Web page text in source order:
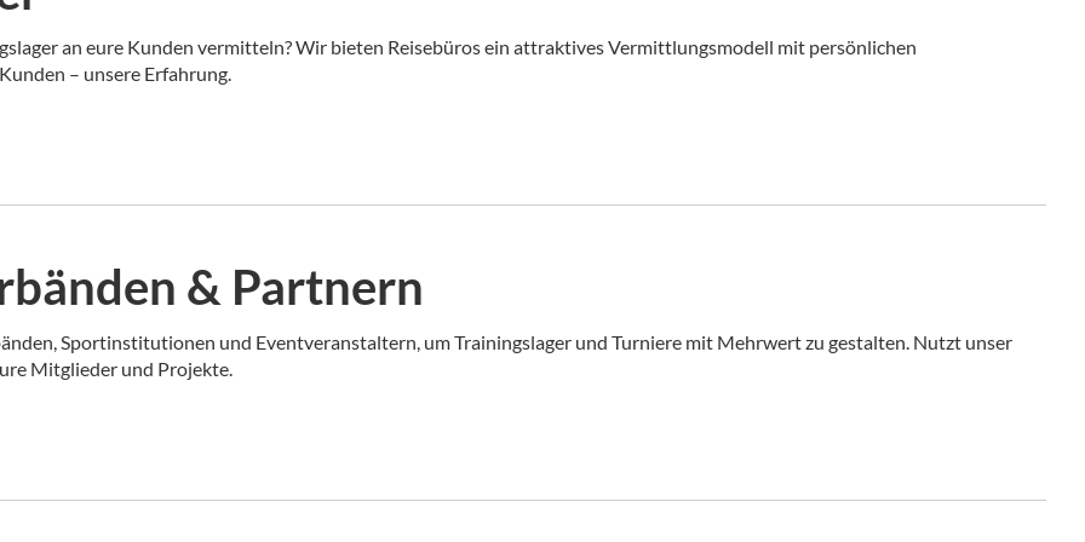
an eure Kunden vermitteln? Wir bieten Reisebüros ein attraktives Vermittlungsmodell mit persönlichen
– unsere Erfahrung.
& Partnern
Sportinstitutionen und Eventveranstaltern, um Trainingslager und Turniere mit Mehrwert zu gestalten. Nutzt unser
Mitglieder und Projekte.